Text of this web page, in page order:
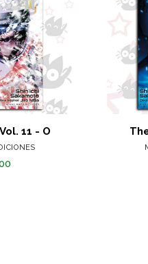
11 - O